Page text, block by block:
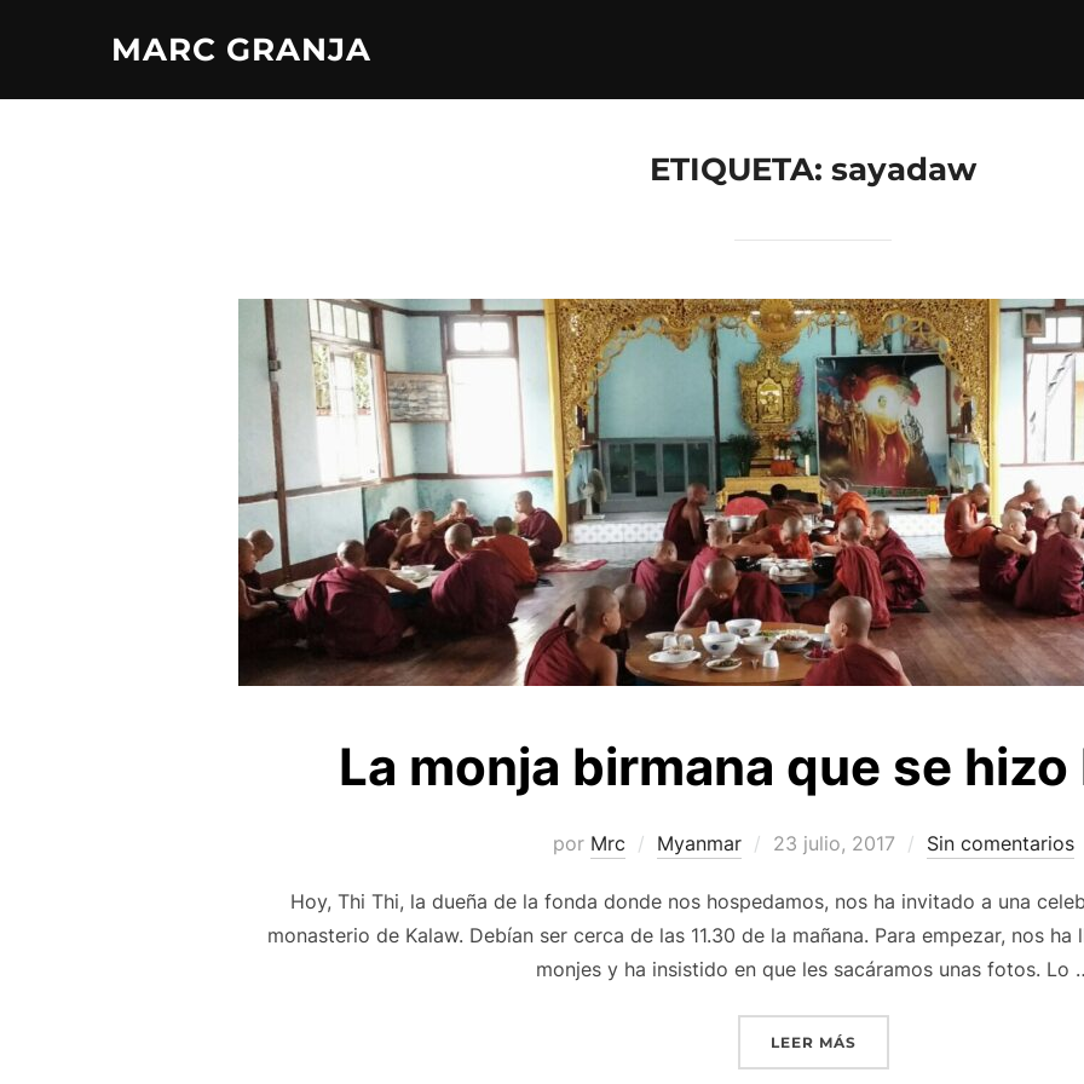
MARC GRANJA
ETIQUETA: sayadaw
La monja birmana que se hizo
por Mrc Myanmar
Publicado
23 julio, 2017 Sin comentarios
Hoy, Thi Thi, la dueña de la fonda donde nos hospedamos, nos ha invitado a una
monasterio de Kalaw. Debían ser cerca de las 11.30 de la mañana. Para empezar, nos
monjes y ha insistido en que les sacáramos unas fotos. Lo
LEER MÁS«LA MONJA BIRMANA QUE